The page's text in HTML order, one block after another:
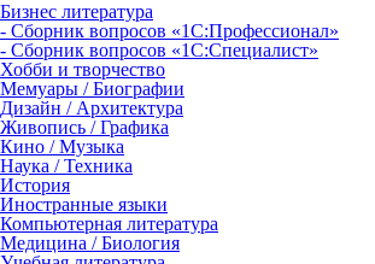
Бизнес литература
- Сборник вопросов «1С:Профессионал»
- Сборник вопросов «1С:Специалист»
Хобби и творчество
Мемуары / Биографии
Дизайн / Архитектура
Живопись / Графика
Кино / Музыка
Наука / Техника
История
Иностранные языки
Компьютерная литература
Медицина / Биология